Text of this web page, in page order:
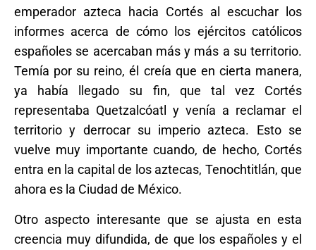
emperador azteca hacia Cortés al escuchar los
informes acerca de cómo los ejércitos católicos
españoles se acercaban más y más a su territorio.
Temía por su reino, él creía que en cierta manera,
ya había llegado su fin, que tal vez Cortés
representaba Quetzalcóatl y venía a reclamar el
territorio y derrocar su imperio azteca. Esto se
vuelve muy importante cuando, de hecho, Cortés
entra en la capital de los aztecas, Tenochtitlán, que
ahora es la Ciudad de México.
Otro aspecto interesante que se ajusta en esta
creencia muy difundida, de que los españoles y el